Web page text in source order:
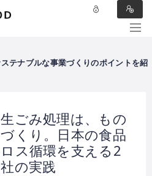
生ごみ処理は、もの
づくり。日本の食品
ロス循環を支える2
社の実践